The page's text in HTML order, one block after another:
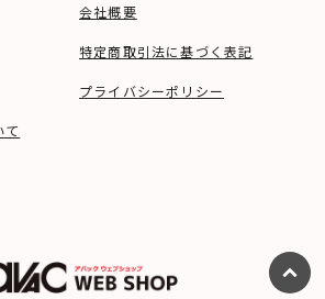
て
会社概要
特定商取引法に基づく表記
プライバシーポリシー